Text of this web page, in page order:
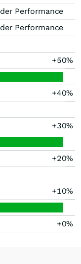
Performance
Performance
+50%
+40%
+30%
+20%
+10%
+0%